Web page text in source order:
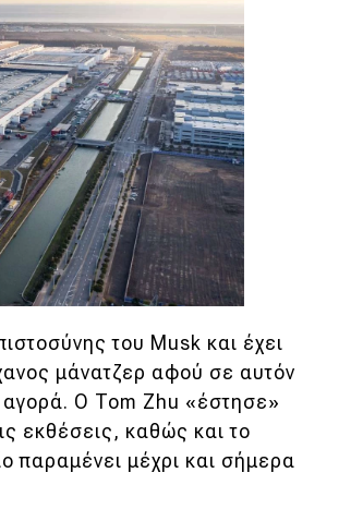
του Musk και έχει
μάνατζερ αφού σε αυτόν
αγορά. Ο Tom Zhu «έστησε»
εκθέσεις, καθώς και το
παραμένει μέχρι και σήμερα